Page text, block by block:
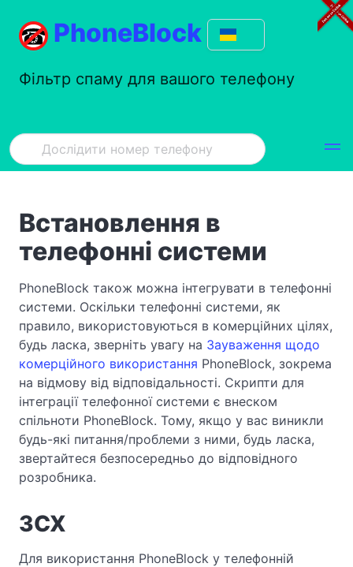
PhoneBlock
Фільтр спаму для вашого телефону
Встановлення в
телефонні системи
PhoneBlock також можна інтегрувати в телефонні
системи. Оскільки телефонні системи, як
правило, використовуються в комерційних цілях,
будь ласка, зверніть увагу на Зауваження щодо
комерційного використання PhoneBlock, зокрема
на відмову від відповідальності. Скрипти для
інтеграції телефонної системи є внеском
спільноти PhoneBlock. Тому, якщо у вас виникли
будь-які питання/проблеми з ними, будь ласка,
звертайтеся безпосередньо до відповідного
розробника.
3CX
Для використання PhoneBlock у телефонній